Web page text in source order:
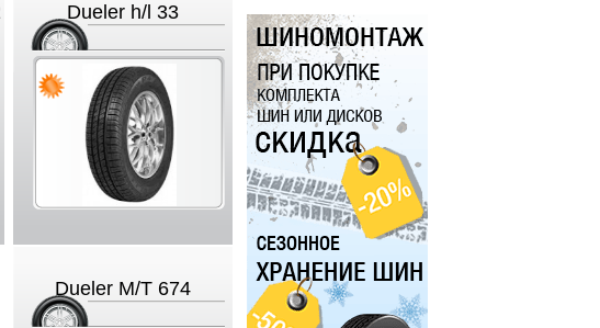
Dueler h/l 33
Dueler M/T 674